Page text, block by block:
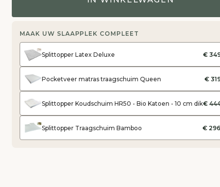
MAAK UW SLAAPPLEK COMPLEET
Splittopper Latex Deluxe €
Pocketveer matras traagschuim Queen €
Splittopper Koudschuim HR50 - Bio Katoen - 10 cm dik€
Splittopper Traagschuim Bamboo €